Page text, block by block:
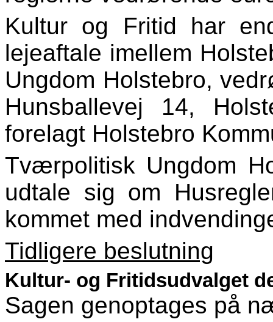
Kultur og Fritid har
lejeaftale imellem
Ungdom Holstebro,
Hunsballevej 14,
forelagt Holstebro
Tværpolitisk Ungdom
udtale sig om
kommet med
Tidligere beslutning
Kultur- og Fritidsudvalget
Sagen genoptages på